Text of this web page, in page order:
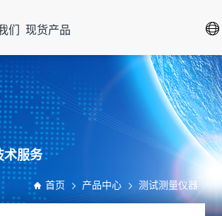
们 现货产品
术服务
首页 产品中心 测试测量仪器